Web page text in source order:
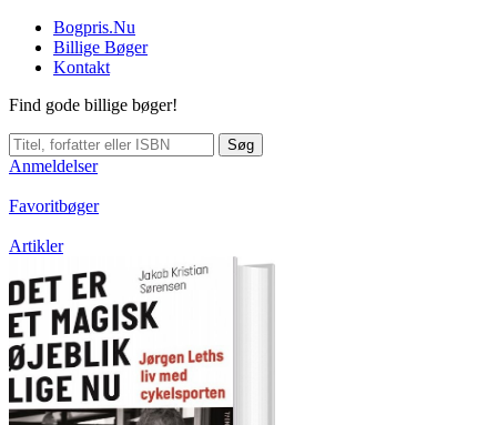
Bogpris.Nu
Billige Bøger
Kontakt
Find gode billige bøger!
Søg
Anmeldelser
Favoritbøger
Artikler